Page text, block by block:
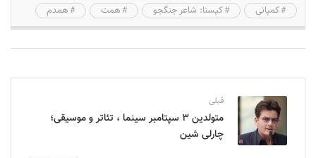
کمپانی
کیسنا: شاعر جنگجو همت همدم
قبلی
متولدین ۳ سپتامبر سینما ، تئاتر و موسیقی؛
چارلی شین